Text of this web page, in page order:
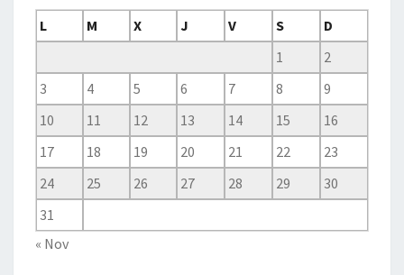
L
M X J V S
D
1
2
3
4 5 6 7 8
9
10
11 12 13 14 15
16
17
18 19 20 21 22
23
24
25 26 27 28 29
30
31
« Nov